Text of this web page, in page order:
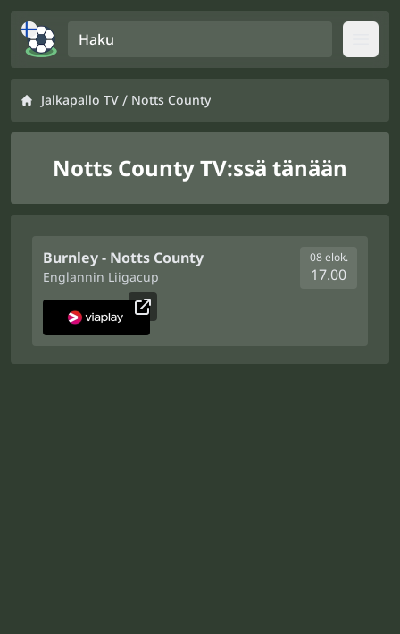
Jalkapallo TV / Notts County
Notts County TV:ssä tänään
Burnley - Notts County
Englannin Liigacup
08 elok.
17.00